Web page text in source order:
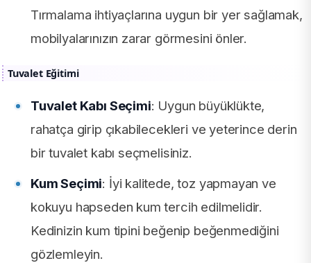
Tırmalama ihtiyaçlarına uygun bir yer sağlamak,
mobilyalarınızın zarar görmesini önler.
Tuvalet Eğitimi
Tuvalet Kabı Seçimi: Uygun büyüklükte,
rahatça girip çıkabilecekleri ve yeterince derin
bir tuvalet kabı seçmelisiniz.
Kum Seçimi: İyi kalitede, toz yapmayan ve
kokuyu hapseden kum tercih edilmelidir.
Kedinizin kum tipini beğenip beğenmediğini
gözlemleyin.